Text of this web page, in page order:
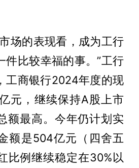
场的表现看，成为工行
件比较幸福的事。”工行
工商银行2024年度的现
元，继续保持A股上市
额最高。今年仍计划实
额是504亿元（四舍五
比例继续稳定在30%以